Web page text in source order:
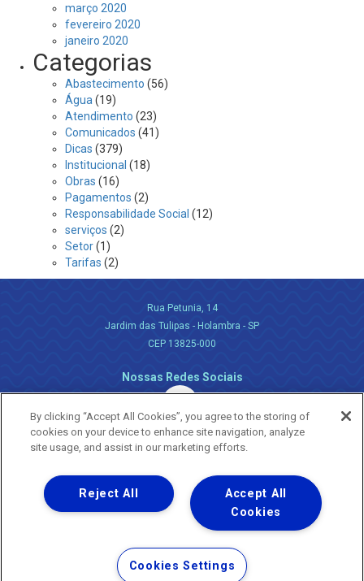
março 2020
fevereiro 2020
janeiro 2020
Categorias
Abastecimento (56)
Água (19)
Atendimento (23)
Comunicados (41)
Dicas (379)
Institucional (18)
Obras (16)
Pagamentos (2)
Responsabilidade Social (12)
serviços (2)
Setor(1)
Tarifas (2)
Rua Petunia, 14
Jardim das Tulipas - Holambra - SP
CEP 13825-000
Nossas Redes Sociais
Uma empresa
Copyright ® 2026 - Todos os Direitos Reservados.
Nossa natureza movimenta a vida
Termos Gerais de Uso de Sites e Aplicativos
Política de Privacidade e Proteção de Dados
By clicking “Accept All Cookies”, you agree to the storing of
cookies on your device to enhance site navigation, analyze
site usage, and assist in our marketing efforts.
Accept All
Cookies
Reject All
Cookies Settings